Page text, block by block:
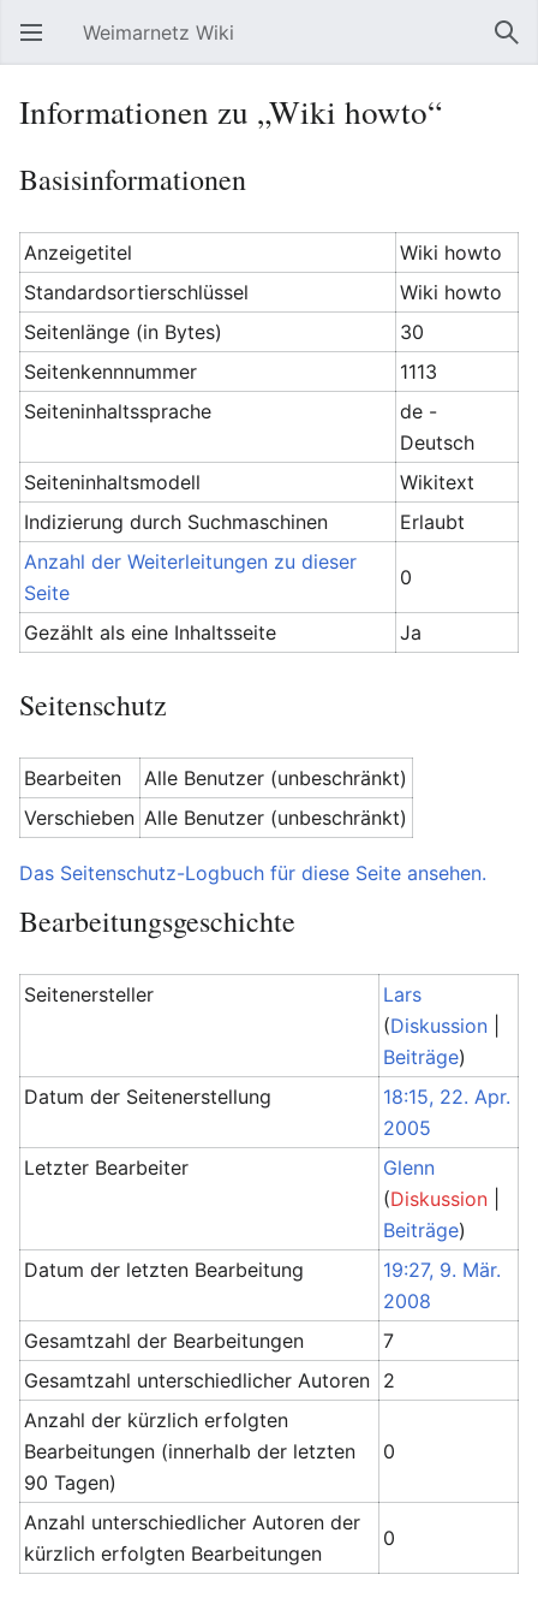
Hauptmenü öffnen Weimarnetz Wiki
Informationen zu „Wiki howto“
Basisinformationen
Anzeigetitel
Wiki howto
Standardsortierschlüssel
Wiki howto
Seitenlänge (in Bytes)
30
Seitenkennnummer
1113
Seiteninhaltssprache
de -
Deutsch
Seiteninhaltsmodell
Wikitext
Indizierung durch Suchmaschinen
Erlaubt
Anzahl der Weiterleitungen zu dieser
Seite
0
Gezählt als eine Inhaltsseite Ja
Seitenschutz
Bearbeiten
Alle Benutzer (unbeschränkt)
Verschieben Alle Benutzer (unbeschränkt)
Das Seitenschutz-Logbuch für diese Seite ansehen.
Bearbeitungsgeschichte
Seitenersteller
Lars
(Diskussion
Beiträge)
Datum der Seitenerstellung
18:15, 22. Apr.
2005
Letzter Bearbeiter
Glenn
(Diskussion
Beiträge)
Datum der letzten Bearbeitung
19:27, 9. Mär.
2008
Gesamtzahl der Bearbeitungen
7
Gesamtzahl unterschiedlicher Autoren 2
Anzahl der kürzlich erfolgten
Bearbeitungen (innerhalb der letzten
90 Tagen)
0
Anzahl unterschiedlicher Autoren der
kürzlich erfolgten Bearbeitungen
0